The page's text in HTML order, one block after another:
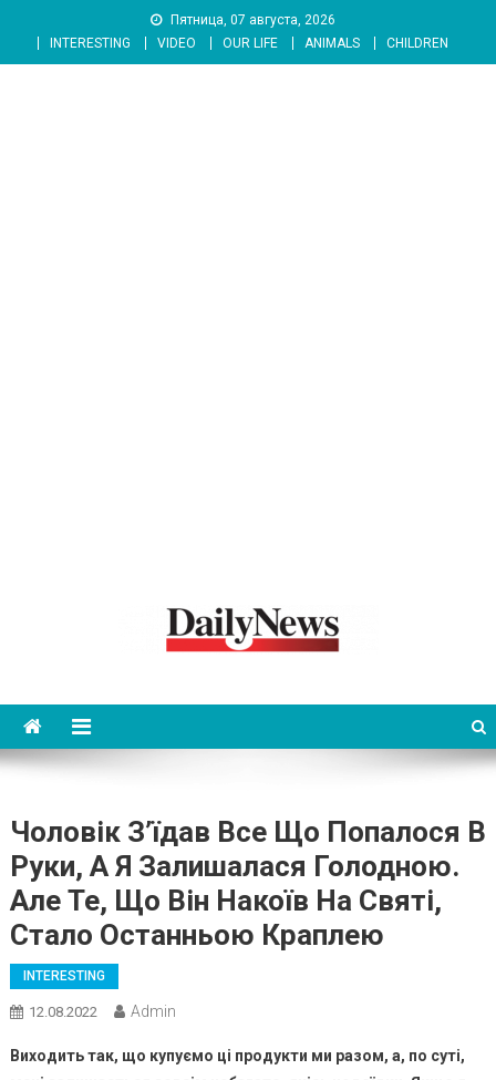
content
Пятница, 07 августа, 2026
INTERESTING
VIDEO OUR LIFE ANIMALS CHILDREN
Чоловік З’їдав Все Що Попалося В
Руки, А Я Залишалася Голодною.
Але Те, Що Він Накоїв На Святі,
Стало Останньою Краплею
INTERESTING
12.08.2022 Admin
Виходить так, що купуємо ці продукти ми разом, а, по суті,